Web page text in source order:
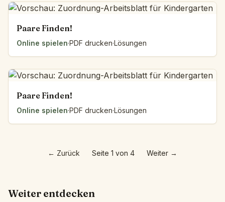
Paare Finden!
Online spielen·PDF drucken·Lösungen
Paare Finden!
Online spielen·PDF drucken·Lösungen
← Zurück Seite 1 von 4 Weiter →
Weiter entdecken